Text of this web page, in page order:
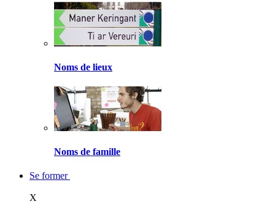
Noms de lieux
Noms de famille
Se former
X